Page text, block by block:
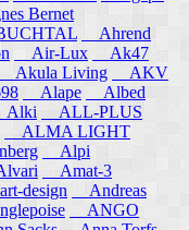
Bernet
Ahrend
Air-Lux
Ak47
Akula Living
AKV
Alape
Albed
ALL-PLUS
ALMA LIGHT
Alpi
Amat-3
design
Andreas
ANGO